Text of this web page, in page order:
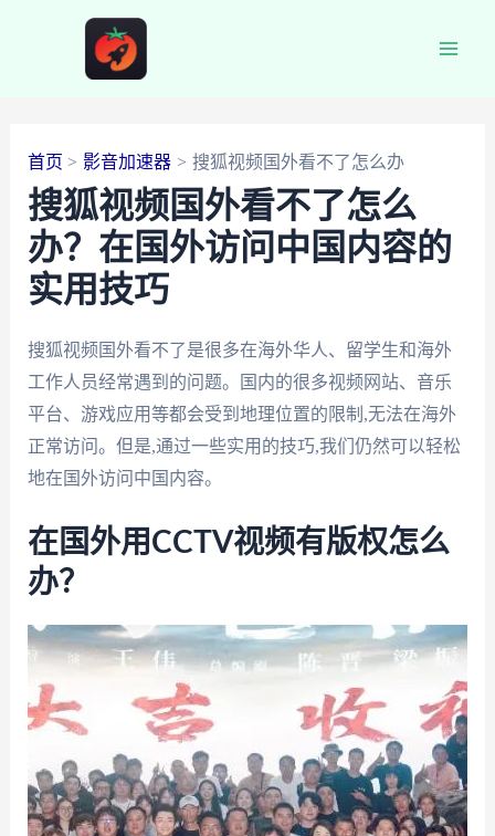
首页 影音加速器 搜狐视频国外看不了怎么办
搜狐视频国外看不了怎么
办？在国外访问中国内容的
实用技巧
搜狐视频国外看不了是很多在海外华人、留学生和海外
工作人员经常遇到的问题。国内的很多视频网站、音乐
平台、游戏应用等都会受到地理位置的限制,无法在海外
正常访问。但是,通过一些实用的技巧,我们仍然可以轻松
地在国外访问中国内容。
在国外用CCTV视频有版权怎么
办？